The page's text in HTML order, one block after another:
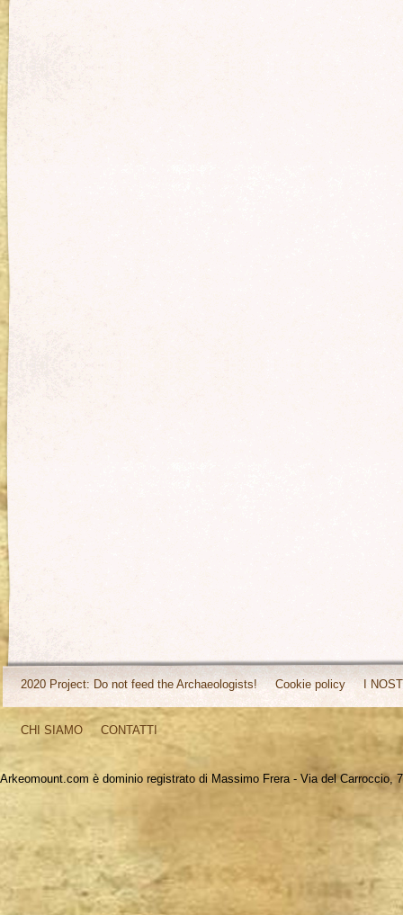
2020 Project: Do not feed the Archaeologists! Cookie policy I
CHI SIAMO CONTATTI
Arkeomount.com è dominio registrato di Massimo Frera - Via del